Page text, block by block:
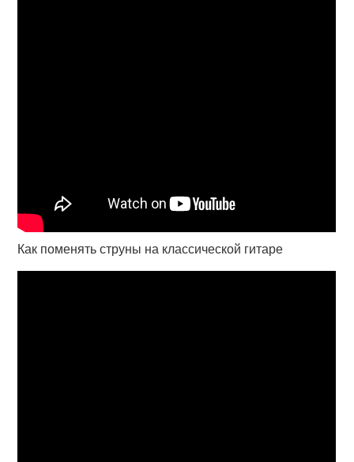
Как поменять струны на классической гитаре